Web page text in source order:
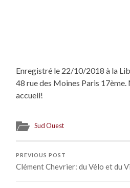
Enregistré le 22/10/2018 à la
48 rue des Moines Paris
accueil!
Sud Ouest
PREVIOUS POST
Clément Chevrier: du Vélo et du